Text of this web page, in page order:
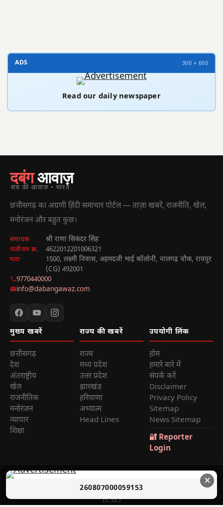
ADS 300 × 600
Read our daily newspaper
दबंगआवाज़
सच की आवाज़ • भारत
छत्तीसगढ़ का अग्रणी हिंदी समाचार पोर्टल — ताज़ा खबरें, राजनीति, खेल,
मनोरंजन और बहुत कुछ।
संपादक श्री राणा सिकंदर सिंह
पंजीयन क्र. 4622012201006321
पता
1500, लक्ष्मी निवास, अहमदजी भाई कॉलोनी, नालगढ़ चौक, रायपुर
(CG) 492001
9770440000
info@dabangawaz.com
मुख्य खबरें
छत्तीसगढ़
देश
अंतराष्ट्रीय
खेल
राजनीतिक
मनोरंजन
व्यापार
शिक्षा
राज्य की खबरें
राज्य
मध्य प्रदेश
उत्तर प्रदेश
झारखंड
हरियाणा
अध्यात्म
Head Lines
उपयोगी लिंक
होम
हमारे बारे में
संपर्क करें
Disclaimer
Privacy Policy
Sitemap
News Sitemap
🔐 Reporter
Login
— सर्वाधिकार सुरक्षित | Sole Proprietor:
Rana Sikander Singh | Reg. No. 4622012201006321, Raipur
(C.G.)
✕
260807000059153